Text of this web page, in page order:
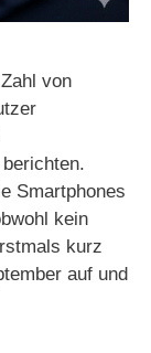
von
Smartphones
kein
kurz
auf und